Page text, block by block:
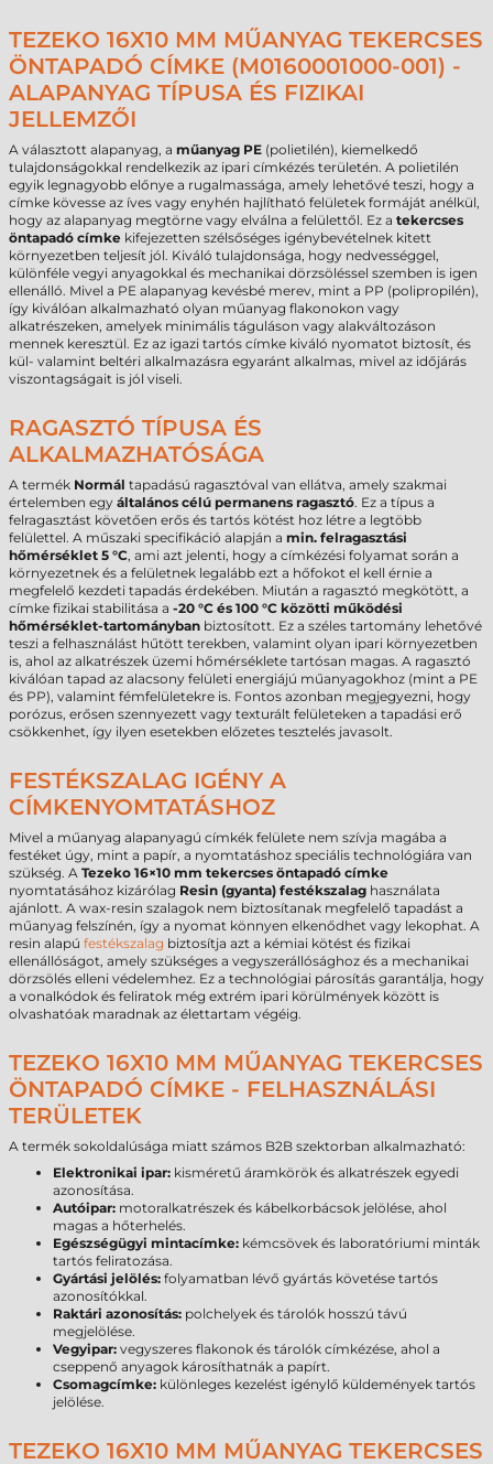
TEZEKO 16X10 MM MŰANYAG TEKERCSES
ÖNTAPADÓ CÍMKE (M0160001000-001) -
ALAPANYAG TÍPUSA ÉS FIZIKAI
JELLEMZŐI
A választott alapanyag, a műanyag PE (polietilén), kiemelkedő
tulajdonságokkal rendelkezik az ipari címkézés területén. A polietilén
egyik legnagyobb előnye a rugalmassága, amely lehetővé teszi, hogy a
címke kövesse az íves vagy enyhén hajlítható felületek formáját anélkül,
hogy az alapanyag megtörne vagy elválna a felülettől. Ez a tekercses
öntapadó címke kifejezetten szélsőséges igénybevételnek kitett
környezetben teljesít jól. Kiváló tulajdonsága, hogy nedvességgel,
különféle vegyi anyagokkal és mechanikai dörzsöléssel szemben is igen
ellenálló. Mivel a PE alapanyag kevésbé merev, mint a PP (polipropilén),
így kiválóan alkalmazható olyan műanyag flakonokon vagy
alkatrészeken, amelyek minimális táguláson vagy alakváltozáson
mennek keresztül. Ez az igazi tartós címke kiváló nyomatot biztosít, és
kül- valamint beltéri alkalmazásra egyaránt alkalmas, mivel az időjárás
viszontagságait is jól viseli.
RAGASZTÓ TÍPUSA ÉS
ALKALMAZHATÓSÁGA
A termék Normál tapadású ragasztóval van ellátva, amely szakmai
értelemben egy általános célú permanens ragasztó. Ez a típus a
felragasztást követően erős és tartós kötést hoz létre a legtöbb
felülettel. A műszaki specifikáció alapján a min. felragasztási
hőmérséklet 5 °C, ami azt jelenti, hogy a címkézési folyamat során a
környezetnek és a felületnek legalább ezt a hőfokot el kell érnie a
megfelelő kezdeti tapadás érdekében. Miután a ragasztó megkötött, a
címke fizikai stabilitása a -20 °C és 100 °C közötti működési
hőmérséklet-tartományban biztosított. Ez a széles tartomány lehetővé
teszi a felhasználást hűtött terekben, valamint olyan ipari környezetben
is, ahol az alkatrészek üzemi hőmérséklete tartósan magas. A ragasztó
kiválóan tapad az alacsony felületi energiájú műanyagokhoz (mint a PE
és PP), valamint fémfelületekre is. Fontos azonban megjegyezni, hogy
porózus, erősen szennyezett vagy texturált felületeken a tapadási erő
csökkenhet, így ilyen esetekben előzetes tesztelés javasolt.
FESTÉKSZALAG IGÉNY A
CÍMKENYOMTATÁSHOZ
Mivel a műanyag alapanyagú címkék felülete nem szívja magába a
festéket úgy, mint a papír, a nyomtatáshoz speciális technológiára van
szükség. A Tezeko 16×10 mm tekercses öntapadó címke
nyomtatásához kizárólag Resin (gyanta) festékszalag használata
ajánlott. A wax-resin szalagok nem biztosítanak megfelelő tapadást a
műanyag felszínén, így a nyomat könnyen elkenődhet vagy lekophat. A
resin alapú festékszalag biztosítja azt a kémiai kötést és fizikai
ellenállóságot, amely szükséges a vegyszerállósághoz és a mechanikai
dörzsölés elleni védelemhez. Ez a technológiai párosítás garantálja, hogy
a vonalkódok és feliratok még extrém ipari körülmények között is
olvashatóak maradnak az élettartam végéig.
TEZEKO 16X10 MM MŰANYAG TEKERCSES
ÖNTAPADÓ CÍMKE - FELHASZNÁLÁSI
TERÜLETEK
A termék sokoldalúsága miatt számos B2B szektorban alkalmazható:
Elektronikai ipar: kisméretű áramkörök és alkatrészek egyedi
azonosítása.
Autóipar: motoralkatrészek és kábelkorbácsok jelölése, ahol
magas a hőterhelés.
Egészségügyi mintacímke: kémcsövek és laboratóriumi minták
tartós feliratozása.
Gyártási jelölés: folyamatban lévő gyártás követése tartós
azonosítókkal.
Raktári azonosítás: polchelyek és tárolók hosszú távú
megjelölése.
Vegyipar: vegyszeres flakonok és tárolók címkézése, ahol a
cseppenő anyagok károsíthatnák a papírt.
Csomagcímke: különleges kezelést igénylő küldemények tartós
jelölése.
TEZEKO 16X10 MM MŰANYAG TEKERCSES